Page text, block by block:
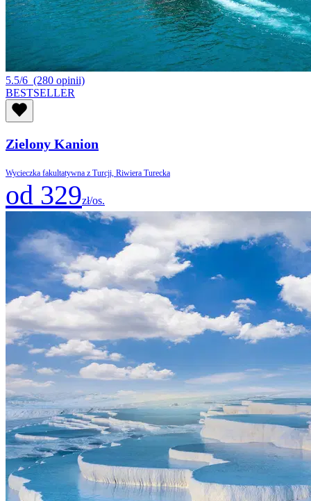
5.5/6 (280 opinii)
BESTSELLER
Zielony Kanion
Wycieczka fakultatywna z Turcji, Riwiera Turecka
od 329zł/os.